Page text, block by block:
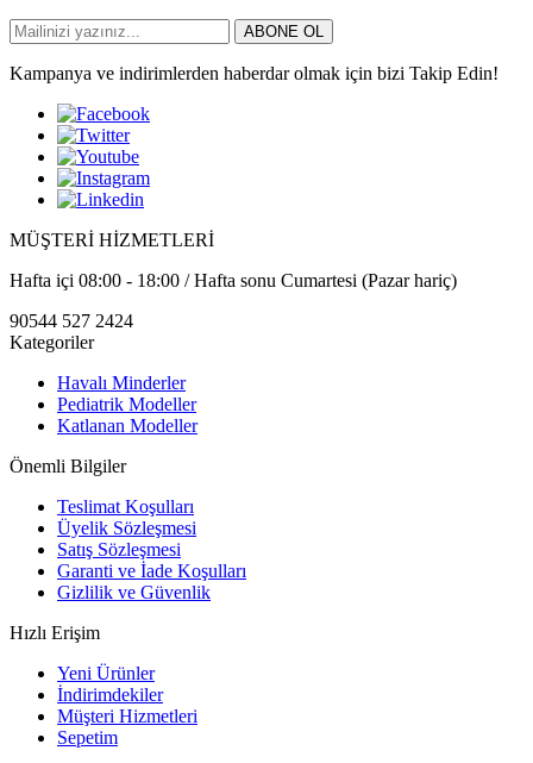
ABONE OL
Kampanya ve indirimlerden haberdar olmak için bizi Takip Edin!
MÜŞTERİ HİZMETLERİ
Hafta içi 08:00 - 18:00 / Hafta sonu Cumartesi (Pazar hariç)
90544 527 2424
Kategoriler
Havalı Minderler
Pediatrik Modeller
Katlanan Modeller
Önemli Bilgiler
Teslimat Koşulları
Üyelik Sözleşmesi
Satış Sözleşmesi
Garanti ve İade Koşulları
Gizlilik ve Güvenlik
Hızlı Erişim
Yeni Ürünler
İndirimdekiler
Müşteri Hizmetleri
Sepetim